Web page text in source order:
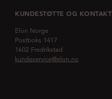
KUNDESTØTTE OG KONTAKT
Elon Norge
Postboks 1417
1602 Fredrikstad
kundeservice@elon.no